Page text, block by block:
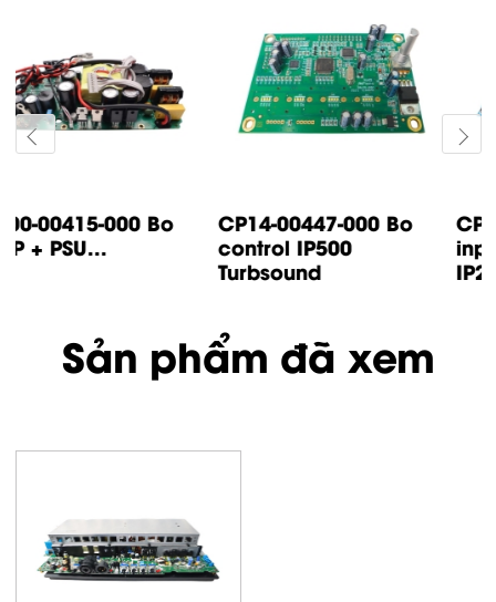
CP14-00447-000 Bo
control IP500
CP05-00500-000 Bo
input IP1000 /
IP2000...
Sản phẩm đã xem